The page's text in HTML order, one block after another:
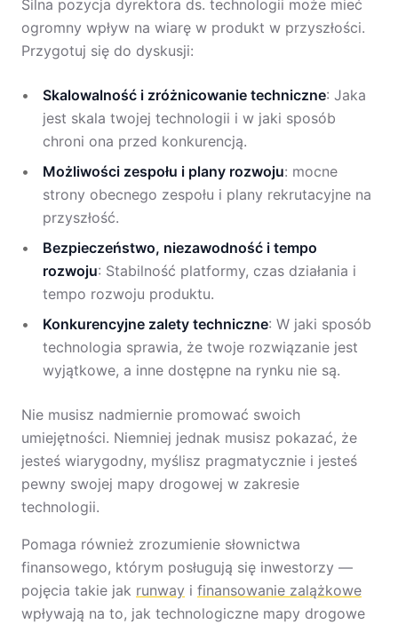
Silna pozycja dyrektora ds. technologii może mieć
ogromny wpływ na wiarę w produkt w przyszłości.
Przygotuj się do dyskusji:
Skalowalność i zróżnicowanie techniczne: Jaka
jest skala twojej technologii i w jaki sposób
chroni ona przed konkurencją.
Możliwości zespołu i plany rozwoju: mocne
strony obecnego zespołu i plany rekrutacyjne na
przyszłość.
Bezpieczeństwo, niezawodność i tempo
rozwoju: Stabilność platformy, czas działania i
tempo rozwoju produktu.
Konkurencyjne zalety techniczne: W jaki sposób
technologia sprawia, że twoje rozwiązanie jest
wyjątkowe, a inne dostępne na rynku nie są.
Nie musisz nadmiernie promować swoich
umiejętności. Niemniej jednak musisz pokazać, że
jesteś wiarygodny, myślisz pragmatycznie i jesteś
pewny swojej mapy drogowej w zakresie
technologii.
Pomaga również zrozumienie słownictwa
finansowego, którym posługują się inwestorzy —
pojęcia takie jak runway i finansowanie zalążkowe
wpływają na to, jak technologiczne mapy drogowe